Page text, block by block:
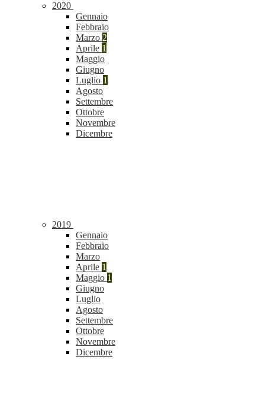
2020
Gennaio
Febbraio
Marzo 2
Aprile 1
Maggio
Giugno
Luglio 1
Agosto
Settembre
Ottobre
Novembre
Dicembre
2019
Gennaio
Febbraio
Marzo
Aprile 1
Maggio 1
Giugno
Luglio
Agosto
Settembre
Ottobre
Novembre
Dicembre